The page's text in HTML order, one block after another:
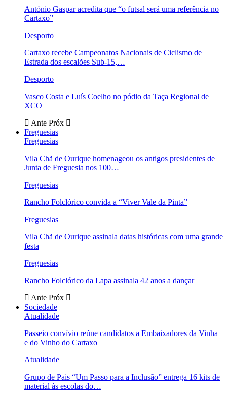
António Gaspar acredita que “o futsal será uma referência no
Cartaxo”
Desporto
Cartaxo recebe Campeonatos Nacionais de Ciclismo de
Estrada dos escalões Sub-15,…
Desporto
Vasco Costa e Luís Coelho no pódio da Taça Regional de
XCO
Ante Próx
Freguesias
Freguesias
Vila Chã de Ourique homenageou os antigos presidentes de
Junta de Freguesia nos 100…
Freguesias
Rancho Folclórico convida a “Viver Vale da Pinta”
Freguesias
Vila Chã de Ourique assinala datas históricas com uma grande
festa
Freguesias
Rancho Folclórico da Lapa assinala 42 anos a dançar
Ante Próx
Sociedade
Atualidade
Passeio convívio reúne candidatos a Embaixadores da Vinha
e do Vinho do Cartaxo
Atualidade
Grupo de Pais “Um Passo para a Inclusão” entrega 16 kits de
material às escolas do…